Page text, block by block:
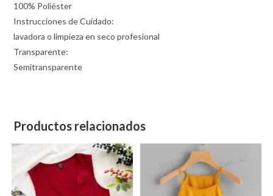
100% Poliéster
Instrucciones de Cuidado:
lavadora o limpieza en seco profesional
Transparente:
Semitransparente
Productos relacionados